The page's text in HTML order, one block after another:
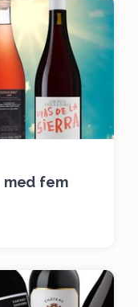
med fem